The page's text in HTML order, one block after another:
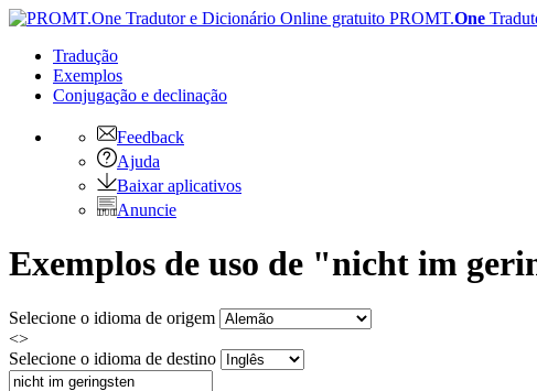
PROMT.One
Tradução
Exemplos
Conjugação e declinação
Feedback
Ajuda
Baixar aplicativos
Anuncie
Exemplos de uso de "nicht im
Selecione o idioma de origem
<>
Selecione o idioma de destino